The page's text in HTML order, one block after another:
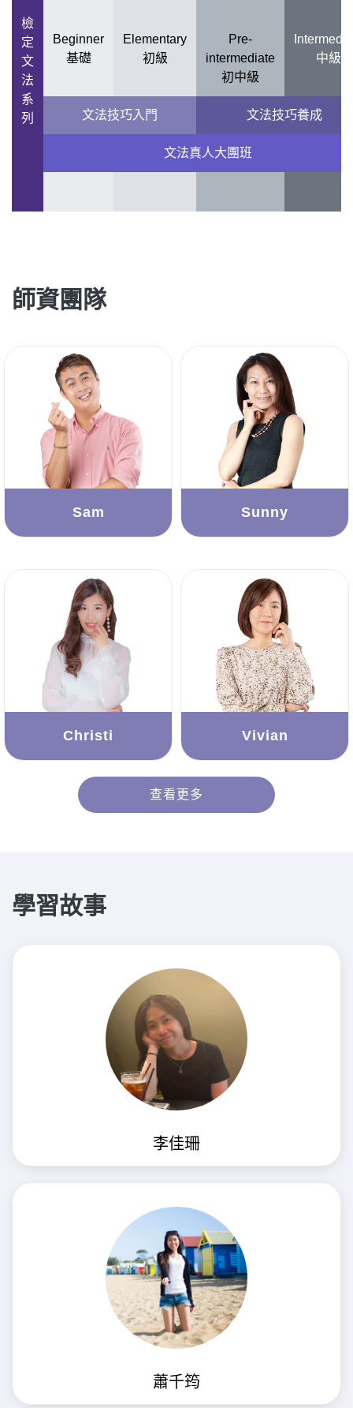
檢
定
文
法
系
列
Beginner
基礎
Elementary
初級
Pre-
intermediate
初中級
中級
文法技巧入門 文法技巧養成
文法真人大團班
師資團隊
Sam Sunny
Christi Vivian
查看更多
學習故事
李佳珊
蕭千筠